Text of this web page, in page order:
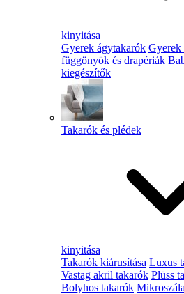
kinyitása
Gyerek ágytakarók Gyerek
függönyök és drapériák
kiegészítők
Takarók és plédek
kinyitása
Takarók kiárusítása Luxus
Vastag akril takarók Plüss
Bolyhos takarók